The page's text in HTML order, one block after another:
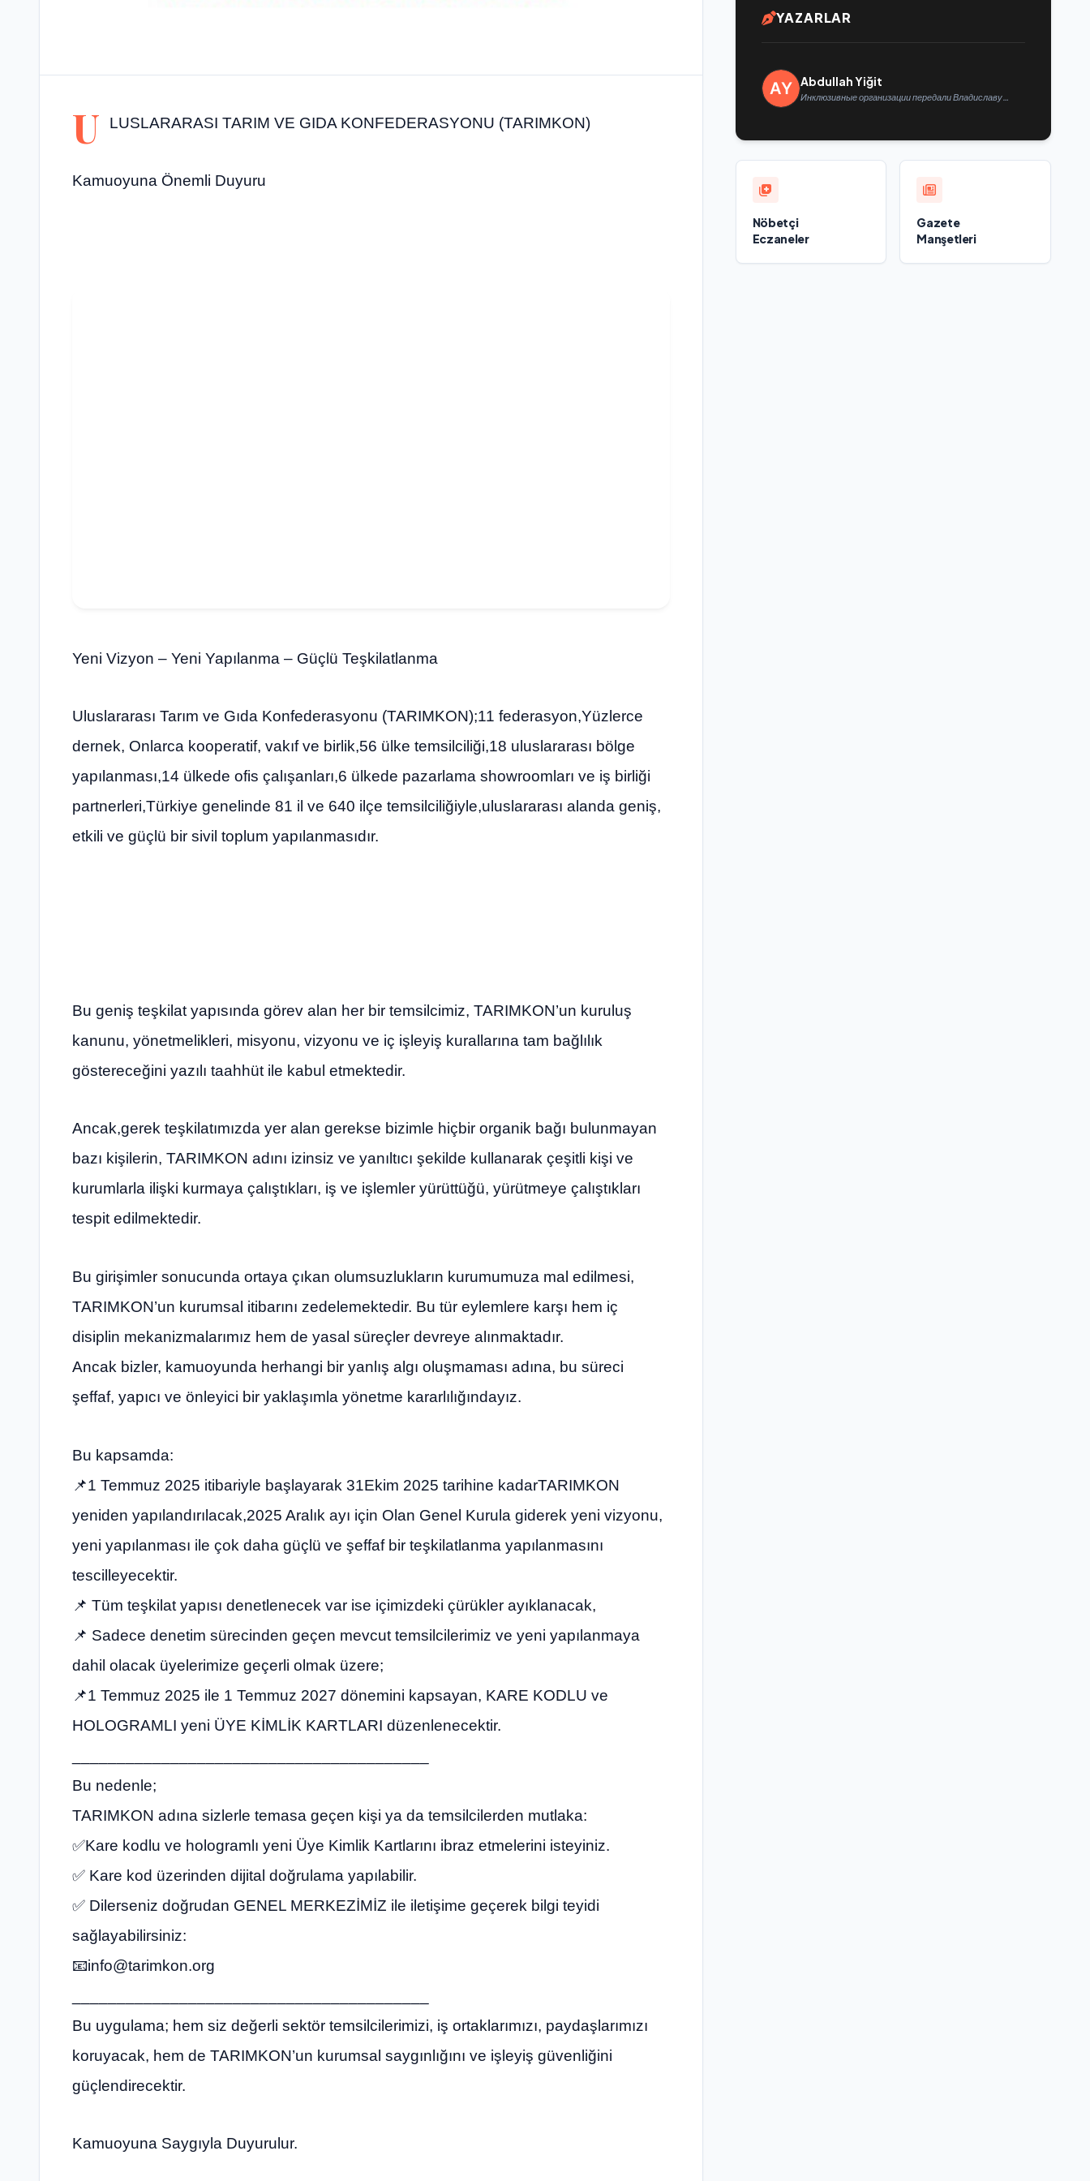
U LUSLARARASI TARIM VE GIDA KONFEDERASYONU (TARIMKON)
Kamuoyuna Önemli Duyuru
Yeni Vizyon – Yeni Yapılanma – Güçlü Teşkilatlanma
Uluslararası Tarım ve Gıda Konfederasyonu (TARIMKON);11 federasyon,Yüzlerce
dernek, Onlarca kooperatif, vakıf ve birlik,56 ülke temsilciliği,18 uluslararası bölge
yapılanması,14 ülkede ofis çalışanları,6 ülkede pazarlama showroomları ve iş birliği
partnerleri,Türkiye genelinde 81 il ve 640 ilçe temsilciliğiyle,uluslararası alanda geniş,
etkili ve güçlü bir sivil toplum yapılanmasıdır.
Bu geniş teşkilat yapısında görev alan her bir temsilcimiz, TARIMKON’un kuruluş
kanunu, yönetmelikleri, misyonu, vizyonu ve iç işleyiş kurallarına tam bağlılık
göstereceğini yazılı taahhüt ile kabul etmektedir.
Ancak,gerek teşkilatımızda yer alan gerekse bizimle hiçbir organik bağı bulunmayan
bazı kişilerin, TARIMKON adını izinsiz ve yanıltıcı şekilde kullanarak çeşitli kişi ve
kurumlarla ilişki kurmaya çalıştıkları, iş ve işlemler yürüttüğü, yürütmeye çalıştıkları
tespit edilmektedir.
Bu girişimler sonucunda ortaya çıkan olumsuzlukların kurumumuza mal edilmesi,
TARIMKON’un kurumsal itibarını zedelemektedir. Bu tür eylemlere karşı hem iç
disiplin mekanizmalarımız hem de yasal süreçler devreye alınmaktadır.
Ancak bizler, kamuoyunda herhangi bir yanlış algı oluşmaması adına, bu süreci
şeffaf, yapıcı ve önleyici bir yaklaşımla yönetme kararlılığındayız.
Bu kapsamda:
📌1 Temmuz 2025 itibariyle başlayarak 31Ekim 2025 tarihine kadarTARIMKON
yeniden yapılandırılacak,2025 Aralık ayı için Olan Genel Kurula giderek yeni vizyonu,
yeni yapılanması ile çok daha güçlü ve şeffaf bir teşkilatlanma yapılanmasını
tescilleyecektir.
📌 Tüm teşkilat yapısı denetlenecek var ise içimizdeki çürükler ayıklanacak,
📌 Sadece denetim sürecinden geçen mevcut temsilcilerimiz ve yeni yapılanmaya
dahil olacak üyelerimize geçerli olmak üzere;
📌1 Temmuz 2025 ile 1 Temmuz 2027 dönemini kapsayan, KARE KODLU ve
HOLOGRAMLI yeni ÜYE KİMLİK KARTLARI düzenlenecektir.
Bu nedenle;
TARIMKON adına sizlerle temasa geçen kişi ya da temsilcilerden mutlaka:
✅Kare kodlu ve hologramlı yeni Üye Kimlik Kartlarını ibraz etmelerini isteyiniz.
✅ Kare kod üzerinden dijital doğrulama yapılabilir.
✅ Dilerseniz doğrudan GENEL MERKEZİMİZ ile iletişime geçerek bilgi teyidi
sağlayabilirsiniz:
📧info@tarimkon.org
Bu uygulama; hem siz değerli sektör temsilcilerimizi, iş ortaklarımızı, paydaşlarımızı
koruyacak, hem de TARIMKON’un kurumsal saygınlığını ve işleyiş güvenliğini
güçlendirecektir.
Kamuoyuna Saygıyla Duyurulur.
YAZARLAR
Abdullah Yiğit
Инклюзивные организации передали Владиславу
Nöbetçi
Eczaneler
Gazete
Manşetleri